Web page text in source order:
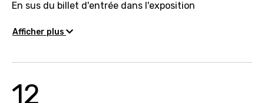
En sus du billet d'entrée dans l'exposition
Afficher plus
12